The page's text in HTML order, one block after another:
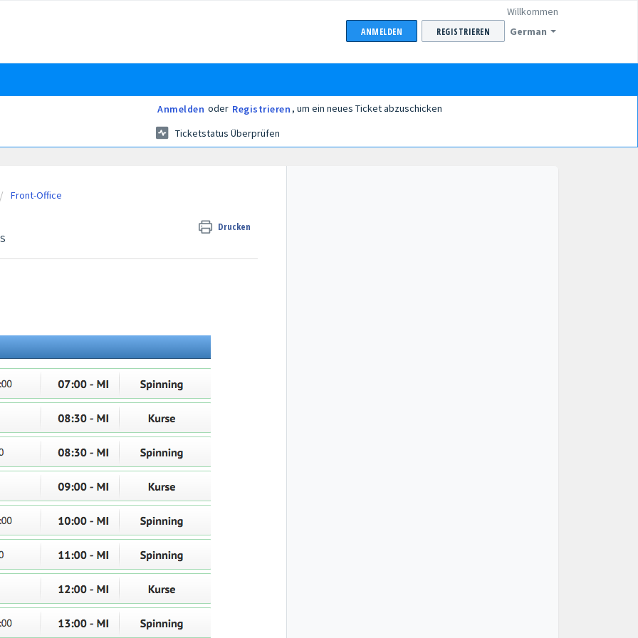
German
Willkommen
ANMELDEN REGISTRIEREN
Anmelden oder Registrieren , um ein neues Ticket abzuschicken
Ticketstatus Überprüfen
Front-Office
Drucken